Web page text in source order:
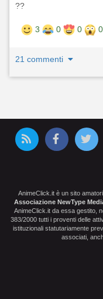
??
3 0 0 0
21 commenti
AnimeClick.it è un sito
Associazione NewType
AnimeClick.it da essa gestito,
383/2000 tutti i proventi delle
istituzionali statutariamente
associati,